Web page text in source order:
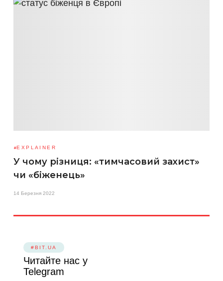
EXPLAINER
У чому різниця: «тимчасовий захист»
чи «біженець»
14 Березня 2022
#BIT.UA
Читайте нас у
Telegram